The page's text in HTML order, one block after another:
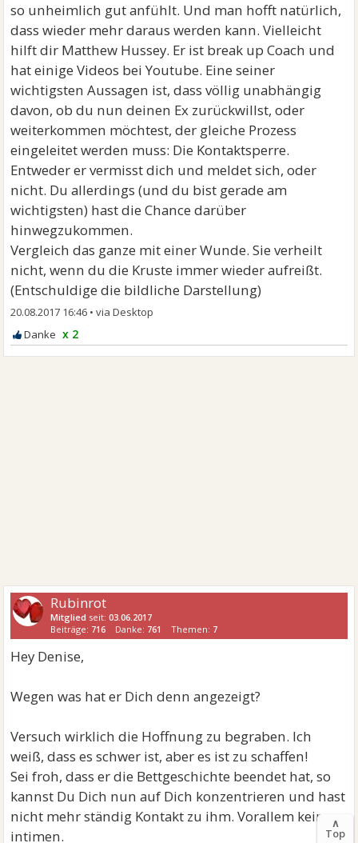
so unheimlich gut anfühlt. Und man hofft natürlich,
dass wieder mehr daraus werden kann. Vielleicht
hilft dir Matthew Hussey. Er ist break up Coach und
hat einige Videos bei Youtube. Eine seiner
wichtigsten Aussagen ist, dass völlig unabhängig
davon, ob du nun deinen Ex zurückwillst, oder
weiterkommen möchtest, der gleiche Prozess
eingeleitet werden muss: Die Kontaktsperre.
Entweder er vermisst dich und meldet sich, oder
nicht. Du allerdings (und du bist gerade am
wichtigsten) hast die Chance darüber
hinwegzukommen.
Vergleich das ganze mit einer Wunde. Sie verheilt
nicht, wenn du die Kruste immer wieder aufreißt.
(Entschuldige die bildliche Darstellung)
20.08.2017 16:46 •
x 2
Rubinrot
Mitglied seit:03.06.2017
Beiträge: 716 Danke: 761 Themen: 7
Hey Denise,
Wegen was hat er Dich denn angezeigt?
Versuch wirklich die Hoffnung zu begraben. Ich
weiß, dass es schwer ist, aber es ist zu schaffen!
Sei froh, dass er die Bettgeschichte beendet hat, so
kannst Du Dich nun auf Dich konzentrieren und hast
nicht mehr ständig Kontakt zu ihm. Vorallem keinen
intimen.
∧
Top